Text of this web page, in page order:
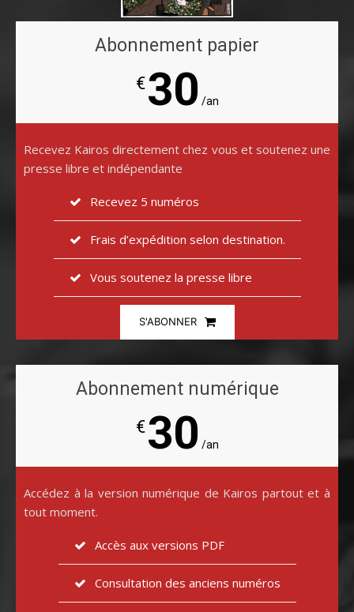
Abonnement papier
€30 /an
Recevez Kairos directement chez vous et soutenez une
presse libre et indépendante
Recevez 5 numéros
Frais d’expédition selon destination.
Vous soutenez la presse libre
S'ABONNER
Abonnement numérique
€30 /an
Accédez à la version numérique de Kairos partout et à
tout moment.
Accès aux versions PDF
Consultation des anciens numéros